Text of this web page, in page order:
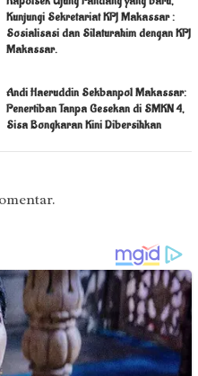
Kunjungi Sekretariat KPJ Makassar :
Sosialisasi dan Silaturahim dengan KPJ
Makassar.
Andi Haeruddin Sekbanpol Makassar:
Penertiban Tanpa Gesekan di SMKN 4,
Sisa Bongkaran Kini Dibersihkan